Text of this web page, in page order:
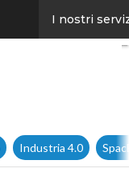
I nostri
Industria 4.0